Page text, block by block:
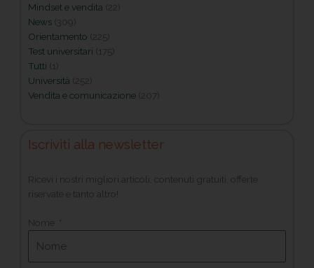
Mindset e vendita (22)
News (309)
Orientamento (225)
Test universitari (175)
Tutti (1)
Università (252)
Vendita e comunicazione (207)
Iscriviti alla newsletter
Ricevi i nostri migliori articoli, contenuti gratuiti, offerte
riservate e tanto altro!
Nome